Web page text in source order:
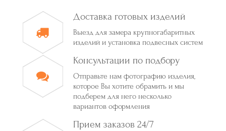
Доставка готовых изделий
Выезд для замера крупногабаритных
изделий и установка подвесных систем
Консультации по подбору
Отправьте нам фотографию изделия,
которое Вы хотите обрамить и мы
подберем для него несколько
вариантов оформления
Прием заказов 24/7